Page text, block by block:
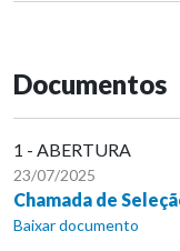
Documentos
1 - ABERTURA
23/07/2025
Chamada de
Baixar documento